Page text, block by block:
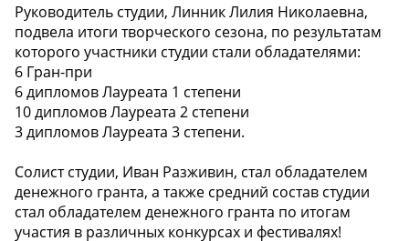
Руководитель студии, Линник Лилия Николаевна,
подвела итоги творческого сезона, по результатам
которого участники студии стали обладателями:
6 Гран-при
6 дипломов Лауреата 1 степени
10 дипломов Лауреата 2 степени
3 дипломов Лауреата 3 степени.
Солист студии, Иван Разживин, стал обладателем
денежного гранта, а также средний состав студии
стал обладателем денежного гранта по итогам
участия в различных конкурсах и фестивалях!